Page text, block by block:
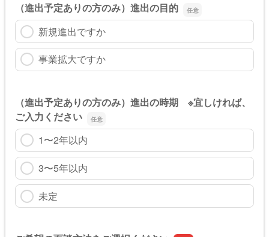
（進出予定ありの方のみ）進出の目的
新規進出ですか
事業拡大ですか
（進出予定ありの方のみ）進出の時期 ※宜しければ、
ご入力ください
1〜2年以内
3〜5年以内
未定